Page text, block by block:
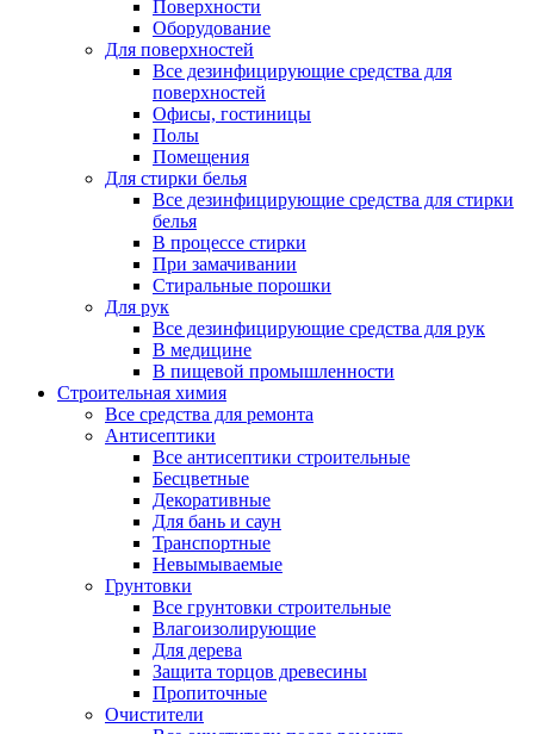
Поверхности
Оборудование
Для поверхностей
Все дезинфицирующие средства для
поверхностей
Офисы, гостиницы
Полы
Помещения
Для стирки белья
Все дезинфицирующие средства для стирки
белья
В процессе стирки
При замачивании
Стиральные порошки
Для рук
Все дезинфицирующие средства для рук
В медицине
В пищевой промышленности
Строительная химия
Все средства для ремонта
Антисептики
Все антисептики строительные
Бесцветные
Декоративные
Для бань и саун
Транспортные
Невымываемые
Грунтовки
Все грунтовки строительные
Влагоизолирующие
Для дерева
Защита торцов древесины
Пропиточные
Очистители